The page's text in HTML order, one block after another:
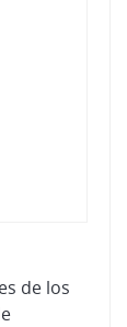
de los